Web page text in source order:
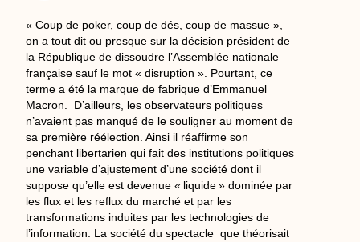
« Coup de poker, coup de dés, coup de massue »,
on a tout dit ou presque sur la décision président de
la République de dissoudre l’Assemblée nationale
française sauf le mot « disruption ». Pourtant, ce
terme a été la marque de fabrique d’Emmanuel
Macron. D’ailleurs, les observateurs politiques
n’avaient pas manqué de le souligner au moment de
sa première réélection. Ainsi il réaffirme son
penchant libertarien qui fait des institutions politiques
une variable d’ajustement d’une société dont il
suppose qu’elle est devenue « liquide » dominée par
les flux et les reflux du marché et par les
transformations induites par les technologies de
l’information. La société du spectacle que théorisait